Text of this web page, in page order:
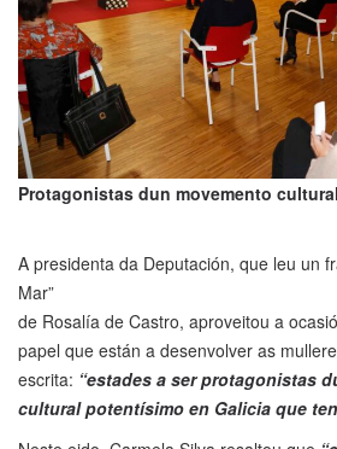
Protagonistas dun movemento
A presidenta da Deputación, que leu un
Mar”
de Rosalía de Castro, aproveitou a
papel que están a desenvolver as
escrita: “estades a ser protagonistas
cultural potentísimo en Galicia que